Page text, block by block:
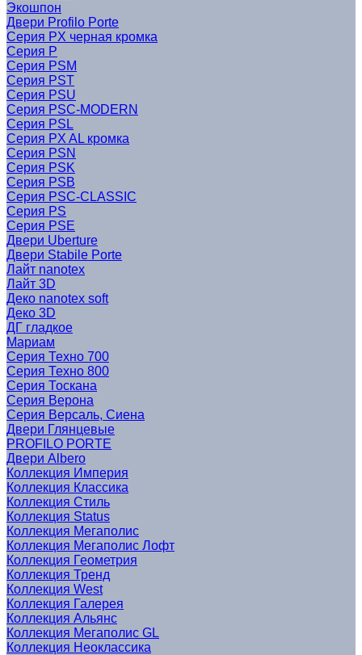
Экошпон
Двери Profilo Porte
Серия PX черная кромка
Серия P
Серия PSM
Серия PST
Серия PSU
Серия PSC-MODERN
Серия PSL
Серия PX AL кромка
Серия PSN
Серия PSK
Серия PSB
Серия PSC-CLASSIC
Серия PS
Серия PSE
Двери Uberture
Двери Stabile Porte
Лайт nanotex
Лайт 3D
Деко nanotex soft
Деко 3D
ДГ гладкое
Мариам
Серия Техно 700
Серия Техно 800
Серия Тоскана
Серия Верона
Серия Версаль, Сиена
Двери Глянцевые
PROFILO PORTE
Двери Albero
Коллекция Империя
Коллекция Классика
Коллекция Стиль
Коллекция Status
Коллекция Мегаполис
Коллекция Мегаполис Лофт
Коллекция Геометрия
Коллекция Тренд
Коллекция West
Коллекция Галерея
Коллекция Альянс
Коллекция Мегаполис GL
Коллекция Неоклассика